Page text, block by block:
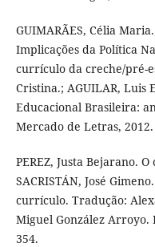
GUIMARÃES, Célia
Implicações da Política
currículo da creche/pré-
Cristina.; AGUILAR, Luis
Educacional Brasileira:
Mercado de Letras, 2012.
PEREZ, Justa Bejarano.
SACRISTÁN, José
currículo. Tradução:
Miguel González Arroyo.
354.